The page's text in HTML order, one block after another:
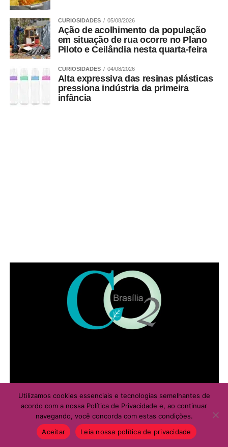
CURIOSIDADES 05/08/2026
Ação de acolhimento da população
em situação de rua ocorre no Plano
Piloto e Ceilândia nesta quarta-feira
CURIOSIDADES 04/08/2026
Alta expressiva das resinas plásticas
pressiona indústria da primeira
infância
Utilizamos cookies essenciais e tecnologias semelhantes de
acordo com a nossa Política de Privacidade e, ao continuar
navegando, você concorda com estas condições.
Aceitar
Leia nossa política de privacidade